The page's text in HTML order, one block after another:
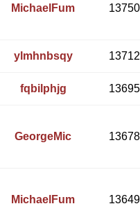
MichaelFum 13750
ylmhnbsqy 13712
fqbilphjg 13695
GeorgeMic 13678
MichaelFum 13649